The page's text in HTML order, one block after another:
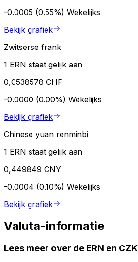
-0.0005 (0.55%) Wekelijks
Bekijk grafiek
Zwitserse frank
1 ERN staat gelijk aan
0,0538578 CHF
-0.0000 (0.00%) Wekelijks
Bekijk grafiek
Chinese yuan renminbi
1 ERN staat gelijk aan
0,449849 CNY
-0.0004 (0.10%) Wekelijks
Bekijk grafiek
Valuta-informatie
Lees meer over de ERN en CZK